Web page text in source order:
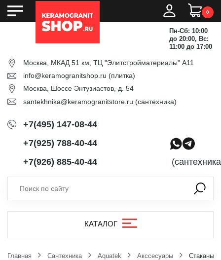
0
Пн-Сб: 10:00
до 20:00, Вс:
11:00 до 17:00
Москва, МКАД 51 км, ТЦ "Элитстройматериалы" А11
info@keramogranitshop.ru (плитка)
Москва, Шоссе Энтузиастов, д. 54
santekhnika@keramogranitstore.ru (сантехника)
+7(495) 147-08-44
+7(925) 788-40-44
+7(926) 885-40-44
КАТАЛОГ
Главная Сантехника Aquatek Акссесуары Стаканы